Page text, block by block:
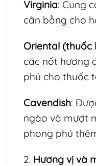
Virginia: Cung
cân bằng cho
Oriental
các nốt hương
phú cho thuốc
Cavendish:
ngào và mượt
phong phú
2. Hương vị và